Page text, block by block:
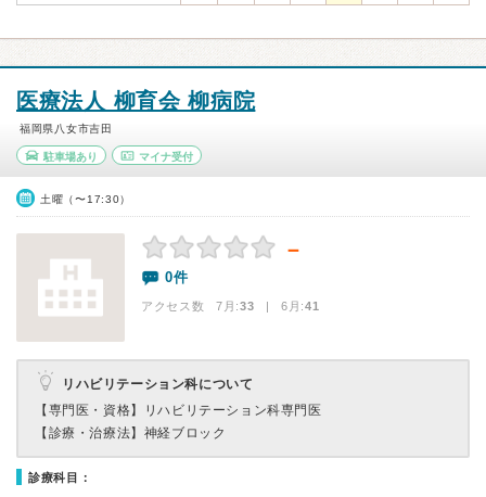
医療法人 柳育会 柳病院
福岡県八女市吉田
駐車場あり マイナ受付
土曜（〜17:30）
－
0件
アクセス数 7月:33 | 6月:41
リハビリテーション科について
【専門医・資格】
リハビリテーション科専門医
【診療・治療法】 神経ブロック
診療科目：